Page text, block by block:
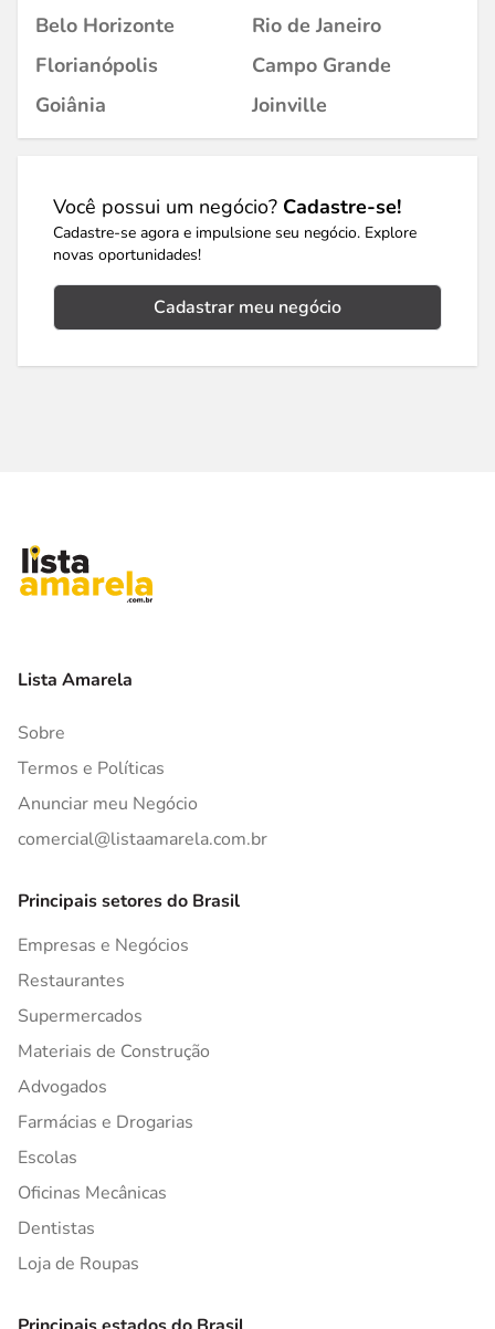
Belo Horizonte
Rio de Janeiro
Florianópolis
Campo Grande
Goiânia
Joinville
Você possui um negócio? Cadastre-se!
Cadastre-se agora e impulsione seu negócio. Explore
novas oportunidades!
Cadastrar meu negócio
Lista Amarela
Sobre
Termos e Políticas
Anunciar meu Negócio
comercial@listaamarela.com.br
Principais setores do Brasil
Empresas e Negócios
Restaurantes
Supermercados
Materiais de Construção
Advogados
Farmácias e Drogarias
Escolas
Oficinas Mecânicas
Dentistas
Loja de Roupas